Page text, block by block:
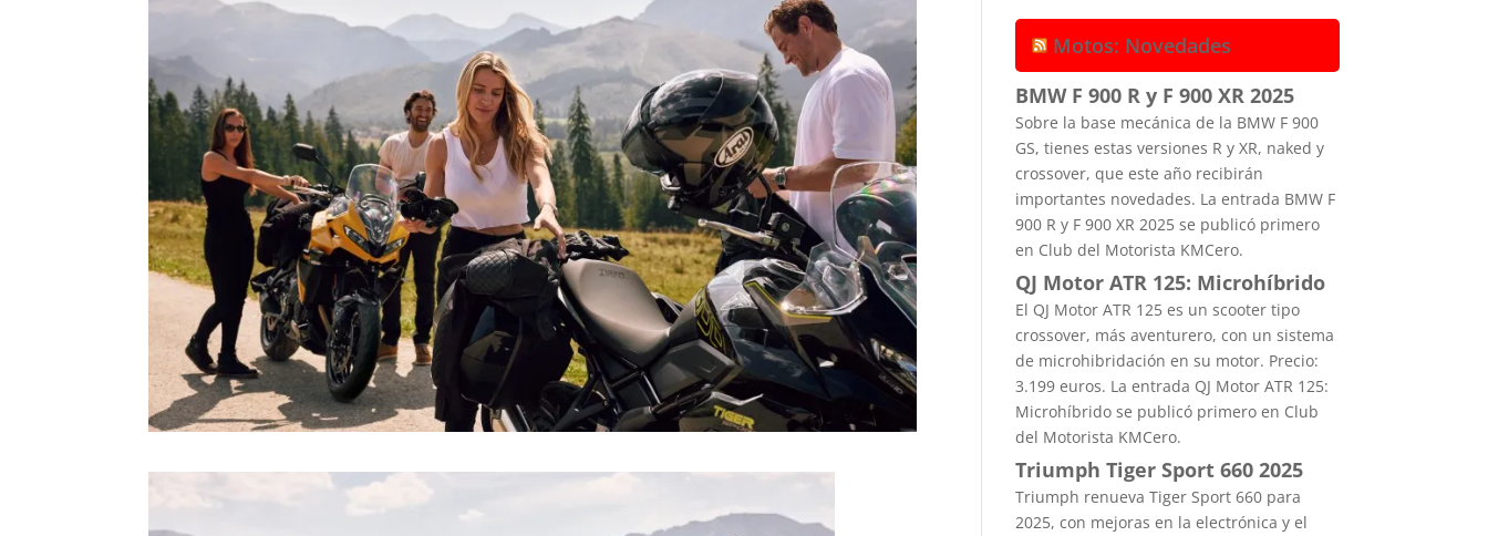
Motos: Novedades
BMW F 900 R y F 900 XR 2025
Sobre la base mecánica de la BMW F 900
GS, tienes estas versiones R y XR, naked y
crossover, que este año recibirán
importantes novedades. La entrada BMW F
900 R y F 900 XR 2025 se publicó primero
en Club del Motorista KMCero.
QJ Motor ATR 125: Microhíbrido
El QJ Motor ATR 125 es un scooter tipo
crossover, más aventurero, con un sistema
de microhibridación en su motor. Precio:
3.199 euros. La entrada QJ Motor ATR 125:
Microhíbrido se publicó primero en Club
del Motorista KMCero.
Triumph Tiger Sport 660 2025
Triumph renueva Tiger Sport 660 para
2025, con mejoras en la electrónica y el